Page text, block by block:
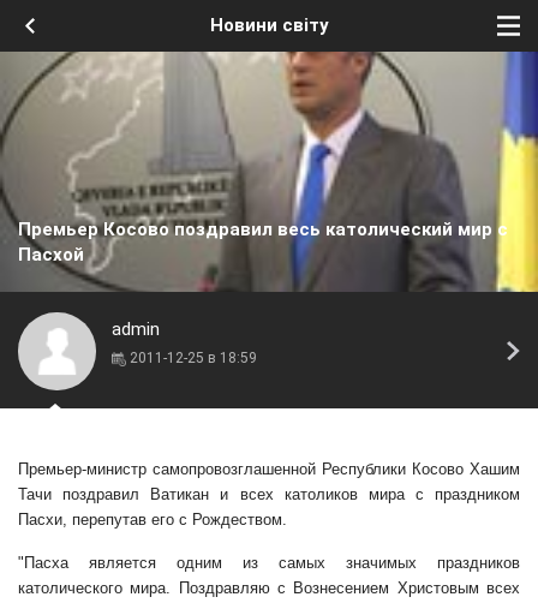
Новини світу
Премьер Косово поздравил весь католический мир с
Пасхой
admin
2011-12-25 в 18:59
Премьер-министр самопровозглашенной Республики Косово Хашим
Тачи поздравил Ватикан и всех католиков мира с праздником
Пасхи, перепутав его с Рождеством.
"Пасха является одним из самых значимых праздников
католического мира. Поздравляю с Вознесением Христовым всех